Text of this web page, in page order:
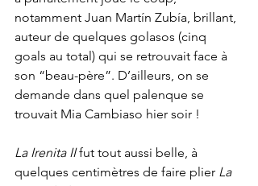
notamment Juan Martín Zubía, brillant,
auteur de quelques golasos (cinq
goals au total) qui se retrouvait face à
son “beau-père”. D’ailleurs, on se
demande dans quel palenque se
trouvait Mia Cambiaso hier soir !
La Irenita II fut tout aussi belle, à
quelques centimètres de faire plier La